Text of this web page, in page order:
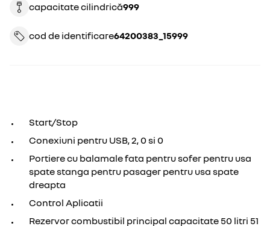
capacitate cilindrică 999
cod de identificare 64200383_15999
Start/Stop
Conexiuni pentru USB, 2, 0 si 0
Portiere cu balamale fata pentru sofer pentru usa
spate stanga pentru pasager pentru usa spate
dreapta
Control Aplicatii
Rezervor combustibil principal capacitate 50 litri 51